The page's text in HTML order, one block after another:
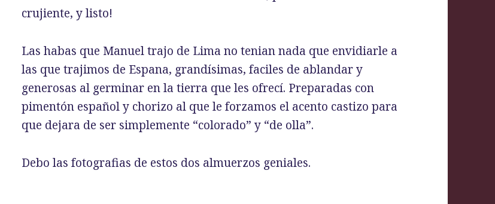
crujiente, y listo!
Las habas que Manuel trajo de Lima no tenian nada que envidiarle a
las que trajimos de Espana, grandísimas, faciles de ablandar y
generosas al germinar en la tierra que les ofrecí. Preparadas con
pimentón español y chorizo al que le forzamos el acento castizo para
que dejara de ser simplemente “colorado” y “de olla”.
Debo las fotografias de estos dos almuerzos geniales.